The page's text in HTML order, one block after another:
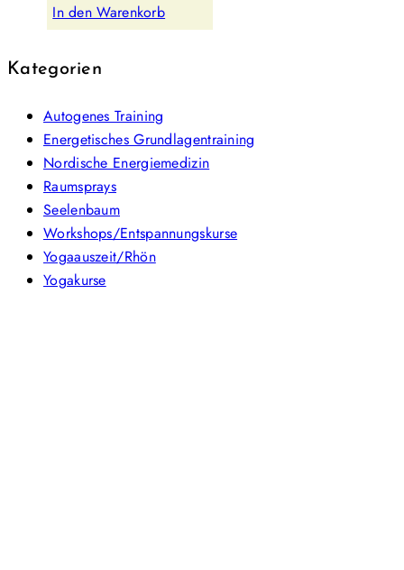
In den Warenkorb
Kategorien
Autogenes Training
Energetisches Grundlagentraining
Nordische Energiemedizin
Raumsprays
Seelenbaum
Workshops/Entspannungskurse
Yogaauszeit/Rhön
Yogakurse